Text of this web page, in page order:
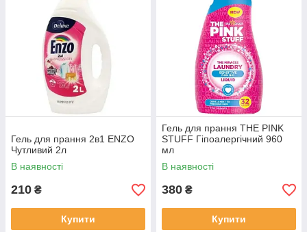
Гель для прання 2в1 ENZO
Чутливий 2л
В наявності
210 ₴
Купити
Гель для прання THE PINK
STUFF Гіпоалергічний 960
мл
В наявності
380 ₴
Купити